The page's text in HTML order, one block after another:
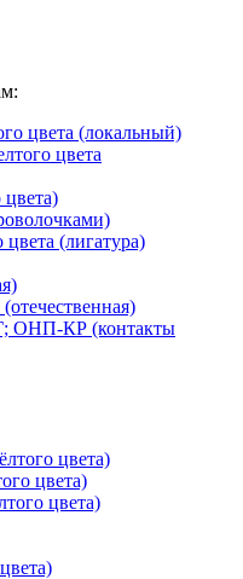
цвета (локальный)
цвета
цвета)
(лигатура)
КР (контакты
цвета)
цвета)
цвета)